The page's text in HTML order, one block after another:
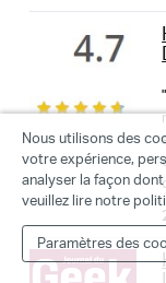
Nous utilisons des
votre expérience,
analyser la façon
veuillez lire notre
Paramètres des